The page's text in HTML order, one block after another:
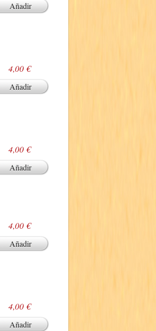
Añadir
4,00 €
Añadir
4,00 €
Añadir
4,00 €
Añadir
4,00 €
Añadir